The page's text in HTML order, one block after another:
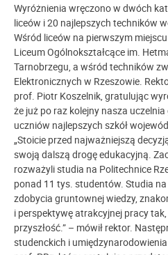
Wyróżnienia wręczono w dwóch
liceów i 20 najlepszych techników
Wśród liceów na pierwszym miejscu
Liceum Ogólnokształcące im.
Tarnobrzegu, a wśród techników
Elektronicznych w Rzeszowie.
prof. Piotr Koszelnik, gratulując
że już po raz kolejny nasza
uczniów najlepszych szkół
„Stoicie przed najważniejszą
swoją dalszą drogę edukacyjną.
rozważyli studia na Politechnice
ponad 11 tys. studentów. Studia
zdobycia gruntownej wiedzy,
i perspektywę atrakcyjnej pracy
przyszłość.” – mówił rektor.
studenckich i